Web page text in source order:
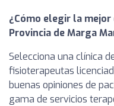
¿Cómo elegir la
Provincia de Marga
Selecciona una clínica
fisioterapeutas
buenas opiniones de
gama de servicios